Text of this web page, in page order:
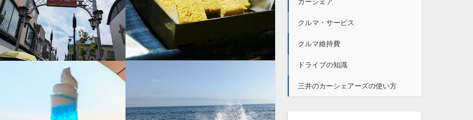
クルマ・サービス
クルマ維持費
ドライブの知識
三井のカーシェアーズの使い方